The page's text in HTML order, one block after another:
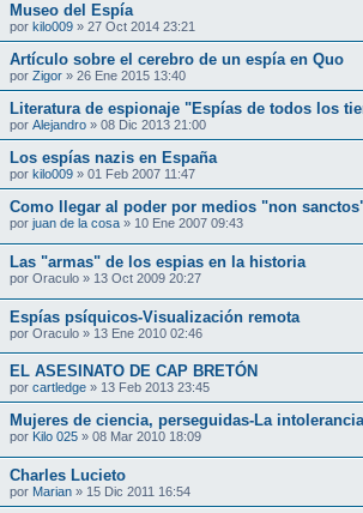
Museo del Espía
por kilo009 » 27 Oct 2014 23:21
Artículo sobre el cerebro de un espía en Quo
por Zigor » 26 Ene 2015 13:40
Literatura de espionaje "Espías de todos los
por Alejandro » 08 Dic 2013 21:00
Los espías nazis en España
por kilo009 » 01 Feb 2007 11:47
Como llegar al poder por medios "non
por juan de la cosa » 10 Ene 2007 09:43
Las "armas" de los espias en la historia
por Oraculo » 13 Oct 2009 20:27
Espías psíquicos-Visualización remota
por Oraculo » 13 Ene 2010 02:46
EL ASESINATO DE CAP BRETÓN
por cartledge » 13 Feb 2013 23:45
Mujeres de ciencia, perseguidas-La intolerancia
por Kilo 025 » 08 Mar 2010 18:09
Charles Lucieto
por Marian » 15 Dic 2011 16:54